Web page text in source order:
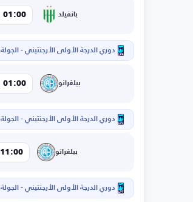
بانفيلد 01:00 ص
دوري الدرجة الأولى الأرجنتيني - الجولة 5 - مباراة الإياب
بيلغرانو 01:00 ص
دوري الدرجة الأولى الأرجنتيني - الجولة 6 - مباراة الإياب
بيلغرانو 11:00 م
دوري الدرجة الأولى الأرجنتيني - الجولة 7 - مباراة الذهاب